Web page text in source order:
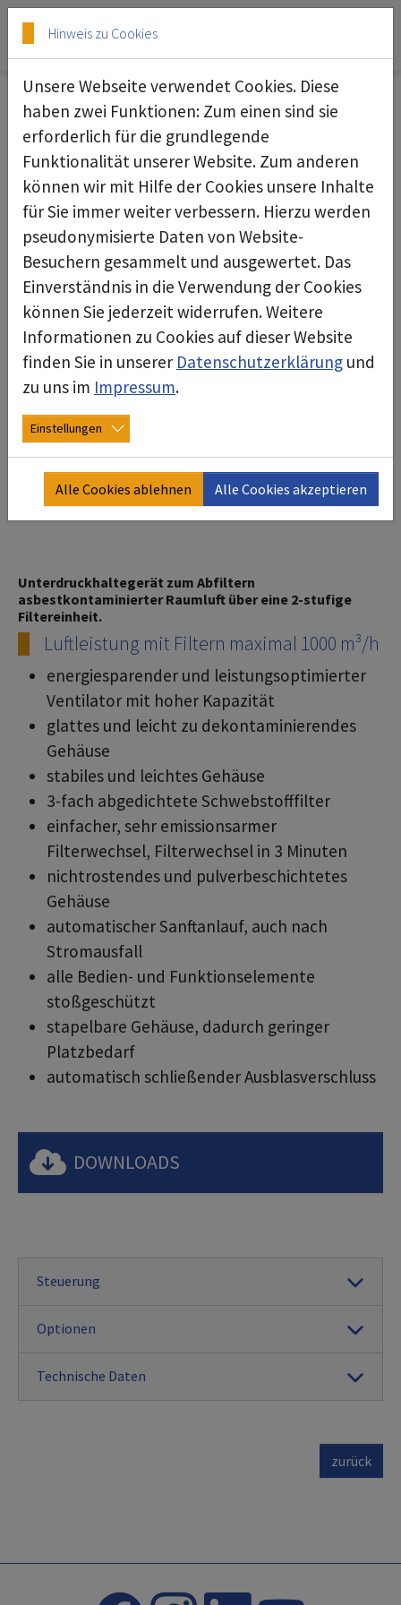
Skip to main content
Skip to page footer
Unterdruckhaltegerät deconta green
dec G50
Unterdruckhaltegerät zum Abfiltern
asbestkontaminierter Raumluft über eine 2-stufige
Filtereinheit.
Luftleistung mit Filtern maximal 1000 m³/h
energiesparender und leistungsoptimierter
Ventilator mit hoher Kapazität
glattes und leicht zu dekontaminierendes
Gehäuse
stabiles und leichtes Gehäuse
3-fach abgedichtete Schwebstofffilter
einfacher, sehr emissionsarmer
Filterwechsel, Filterwechsel in 3 Minuten
nichtrostendes und pulverbeschichtetes
Gehäuse
automatischer Sanftanlauf, auch nach
Stromausfall
alle Bedien- und Funktionselemente
stoßgeschützt
stapelbare Gehäuse, dadurch geringer
Platzbedarf
automatisch schließender Ausblasverschluss
DOWNLOADS
Steuerung
Optionen
Technische Daten
zurück
Hinweis zu Cookies
Unsere Webseite verwendet Cookies. Diese
haben zwei Funktionen: Zum einen sind sie
erforderlich für die grundlegende
Funktionalität unserer Website. Zum anderen
können wir mit Hilfe der Cookies unsere Inhalte
für Sie immer weiter verbessern. Hierzu werden
pseudonymisierte Daten von Website-
Besuchern gesammelt und ausgewertet. Das
Einverständnis in die Verwendung der Cookies
können Sie jederzeit widerrufen. Weitere
Informationen zu Cookies auf dieser Website
finden Sie in unserer Datenschutzerklärung und
zu uns im Impressum.
Einstellungen
Alle Cookies ablehnen Alle Cookies akzeptieren